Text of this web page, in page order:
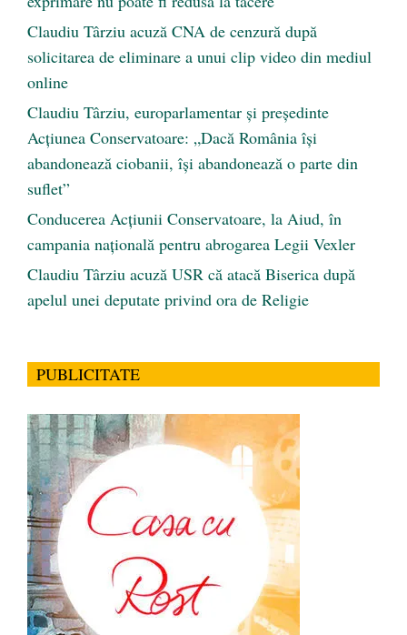
Claudiu Târziu acuză CNA de cenzură după
solicitarea de eliminare a unui clip video din mediul
online
Claudiu Târziu, europarlamentar și președinte
Acțiunea Conservatoare: „Dacă România își
abandonează ciobanii, își abandonează o parte din
suflet”
Conducerea Acțiunii Conservatoare, la Aiud, în
campania națională pentru abrogarea Legii Vexler
Claudiu Târziu acuză USR că atacă Biserica după
apelul unei deputate privind ora de Religie
PUBLICITATE